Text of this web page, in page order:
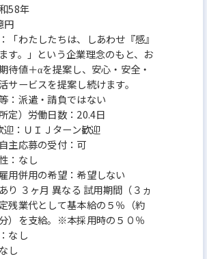
58年
円
「わたしたちは、しあわせ『感』
す。」という企業理念のもと、お
待値＋αを提案し、安心・安全・
サービスを提案し続けます。
：派遣・請負ではない
定）労働日数：20.4日
迎：ＵＩＪターン歓迎
主応募の受付：可
：なし
用併用の希望：希望しない
り ３ヶ月 異なる 試用期間（３ヵ
残業代として基本給の５％（約
）を支給。※本採用時の５０％
なし
し